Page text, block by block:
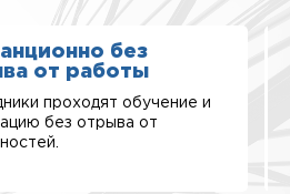
без
от работы
проходят обучение и
без отрыва от